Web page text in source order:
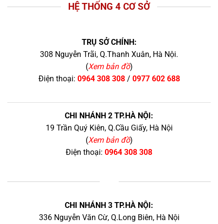
HỆ THỐNG 4 CƠ SỞ
TRỤ SỞ CHÍNH:
308 Nguyễn Trãi, Q.Thanh Xuân, Hà Nội.
(Xem bản đồ)
Điện thoại: 0964 308 308/ 0977 602 688
CHI NHÁNH 2 TP.HÀ NỘI:
19 Trần Quý Kiên, Q.Cầu Giấy, Hà Nội
(Xem bản đồ)
Điện thoại: 0964 308 308
CHI NHÁNH 3 TP.HÀ NỘI:
336 Nguyễn Văn Cừ, Q.Long Biên, Hà Nội